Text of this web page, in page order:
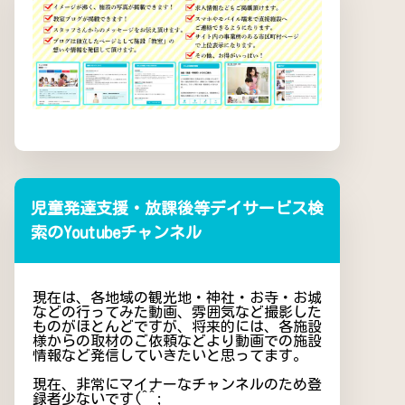
児童発達支援・放課後等デイサービス検
索のYoutubeチャンネル
現在は、各地域の観光地・神社・お寺・お城
などの行ってみた動画、雰囲気など撮影した
ものがほとんどですが、将来的には、各施設
様からの取材のご依頼などより動画での施設
情報など発信していきたいと思ってます。
現在、非常にマイナーなチャンネルのため登
録者少ないです(^^;